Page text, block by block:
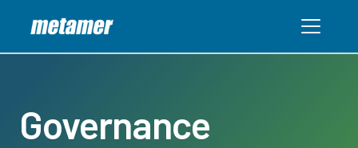
Governance